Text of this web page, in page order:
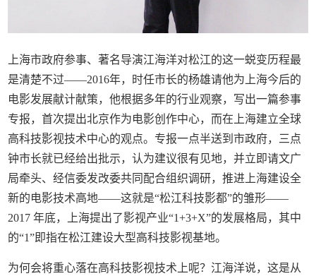
上海市政府参事、著名导演江海洋对松江的这一蜕变历程最
是清楚不过——2016年，时任市长的杨雄请他为上海今后的
电影发展献计献策，他根据多年的行业观察，写出一篇参事
专报，首次提出北京作为电影创作中心，而在上海建立全球
高科技影视技术中心的观点。专报一点半送到市政府，三点
钟市长就已经给出批示，认为建议很有见地，并立即请文广
局牵头、经信委发改委共同配合组织调研，推进上海建设全
新的电影技术高地——这就是“松江科技影都”的雏形——
2017 年底，上海提出了影视产业“1+3+X”的发展格局，其中
的“1”即指在松江建设大型高科技影视基地。
为何会将重心落在高科技影视技术上呢？江海洋说，这是从